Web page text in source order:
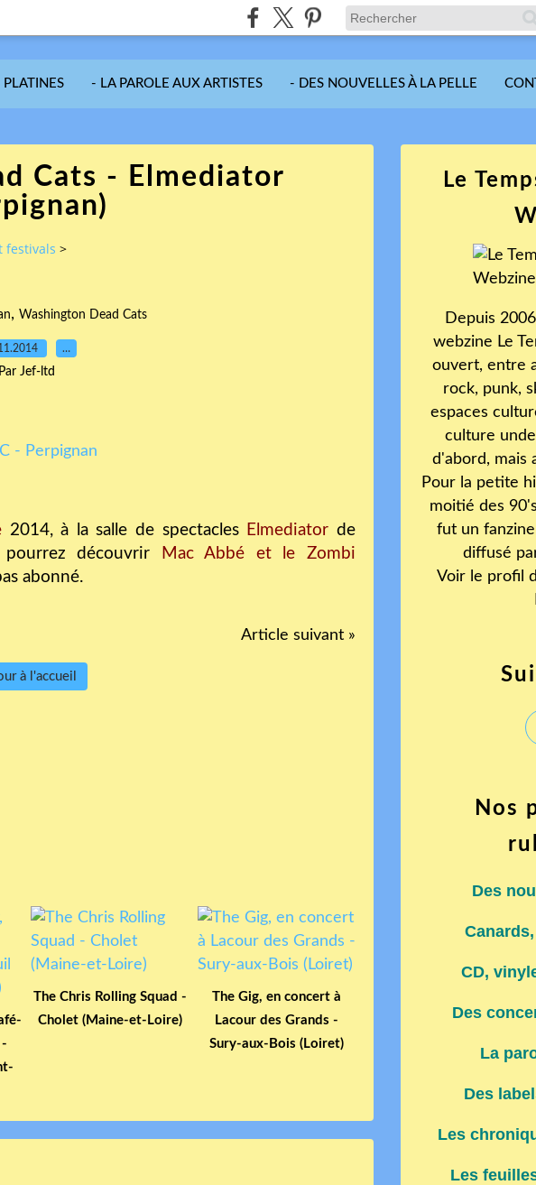
PLATINES - LA PAROLE AUX ARTISTES - DES NOUVELLES À LA PELLE
Cats - Elmediator
festivals >
, Washington Dead Cats
…
Par Jef-ltd
2014, à la salle de spectacles Elmediatorde
pourrez découvrir
Mac Abbé
et le Zombi
abonné.
Article suivant »
à l'accueil
The Chris Rolling Squad -
Cholet (Maine-et-Loire)
The Gig, en concert à
Lacour des Grands -
Sury-aux-Bois (Loiret)
Le
Depuis
webzine Le
ouvert, entre
rock, punk,
espaces
culture
d'abord, mais
Pour la petite
moitié des
fut un
diffusé
Voir le profil
Nos
Des
CD,
Des
La
Des
Les
Les